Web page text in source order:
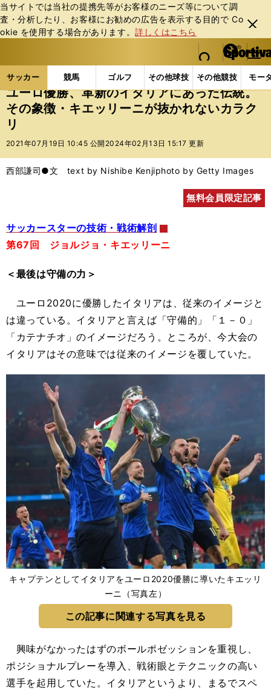
当サイトでは当社の提携先等がお客様のニーズ等について調
査・分析したり、お客様にお勧めの広告を表⽰する⽬的で Co
okie を使⽤する場合があります。詳しくはこちら
閉じ
る
web Sportiva (webスポルティーバ)
検索
マイペ
ー
ジ
メニュ
サッカー 競馬 ゴルフ その他球技 その他競技 モー
ス
ポ
ル
テ
ー
バ
サッカーの記事一覧 海外サッカー 海外サッカー
ユーロ優勝、革新のイタリアにあった伝統。
その象徴・キエッリーニが抜かれないカラク
リ
2021年07月19日 10:45 公開 2024年02月13日 15:17 更新
西部謙司●文 text by Nishibe Kenjiphoto by Getty Images
無料会員限定記事
サッカースターの技術・戦術解剖
第67回 ジョルジョ・キエッリーニ
＜最後は守備の力＞
ユーロ2020に優勝したイタリアは、従来のイメージと
は違っている。イタリアと言えば「守備的」「１－０」
「カテナチオ」のイメージだろう。ところが、今大会の
イタリアはその意味では従来のイメージを覆していた。
キャプテンとしてイタリアをユーロ2020優勝に導いたキエッリ
ーニ（写真左）
この記事に関連する写真を見る
興味がなかったはずのボールポゼッションを重視し、
ポジショナルプレーを導入、戦術眼とテクニックの高い
選手を起用していた。イタリアというより、まるでスペ